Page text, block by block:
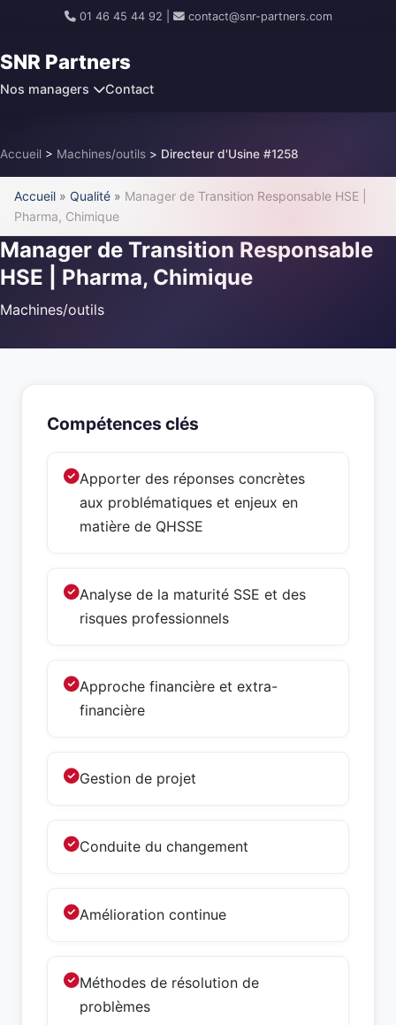
01 46 45 44 92 contact@snr-partners.com
SNR Partners
Nos managers Contact
Accueil > Machines/outils > Directeur d'Usine #1258
Accueil » Qualité » Manager de Transition Responsable HSE |
Pharma, Chimique
Manager de Transition Responsable
HSE | Pharma, Chimique
Machines/outils
Compétences clés
Apporter des réponses concrètes
aux problématiques et enjeux en
matière de QHSSE
Analyse de la maturité SSE et des
risques professionnels
Approche financière et extra-
financière
Gestion de projet
Conduite du changement
Amélioration continue
Méthodes de résolution de
problèmes